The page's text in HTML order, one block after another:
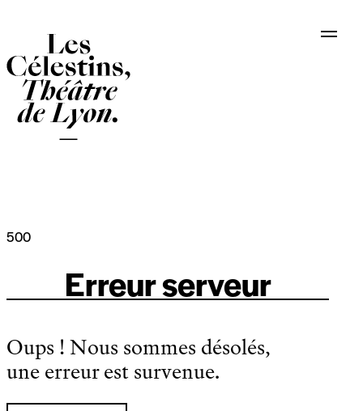
500
Erreur serveur
Oups ! Nous sommes désolés,
une erreur est survenue.